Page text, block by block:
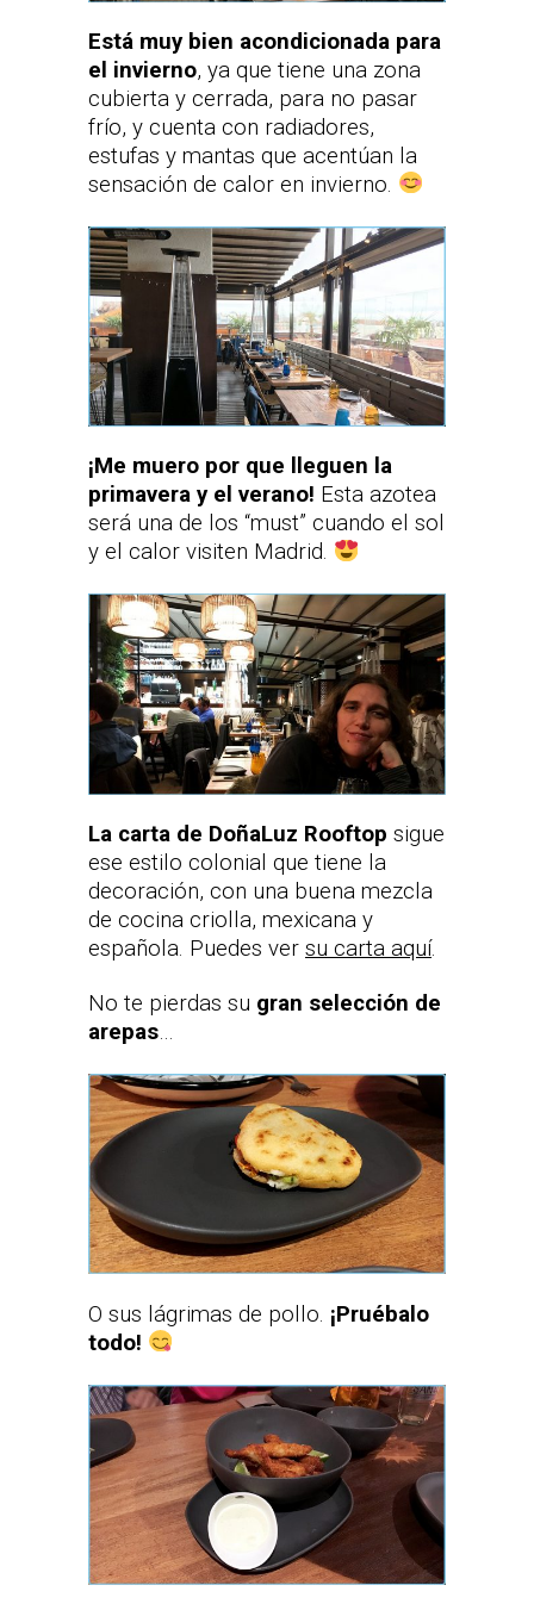
Está muy bien acondicionada para
el invierno, ya que tiene una zona
cubierta y cerrada, para no pasar
frío, y cuenta con radiadores,
estufas y mantas que acentúan la
sensación de calor en invierno.
¡Me muero por que lleguen la
primavera y el verano! Esta azotea
será una de los “must” cuando el sol
y el calor visiten Madrid.
La carta de DoñaLuz Rooftop sigue
ese estilo colonial que tiene la
decoración, con una buena mezcla
de cocina criolla, mexicana y
española. Puedes ver su carta aquí.
No te pierdas su gran selección de
arepas…
O sus lágrimas de pollo. ¡Pruébalo
todo!